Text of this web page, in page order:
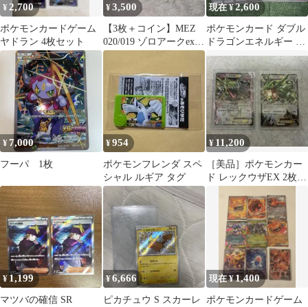
¥ 2,700
ポケモンカードゲーム
ヤドラン 4枚セット
¥3,500
【3枚＋コイン】MEZ
020/019 ゾロアークex×2
スターターセットex
現在 ¥2,600
ポケモンカード ダブル
ドラゴンエネルギー 5
枚セット
¥7,000
フーパ 1枚
¥954
ポケモンフレンダ スペ
シャル ルギア タグ
¥ 11,200
［美品］ポケモンカー
ド レックウザEX 2枚セ
¥1,199
マツバの確信 SR
¥6,666
ピカチュウ S スカーレ
現在 ¥1,400
ポケモンカードゲーム